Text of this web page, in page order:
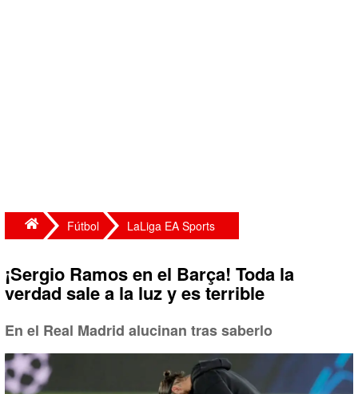
Fútbol LaLiga EA Sports
¡Sergio Ramos en el Barça! Toda la
verdad sale a la luz y es terrible
En el Real Madrid alucinan tras saberlo